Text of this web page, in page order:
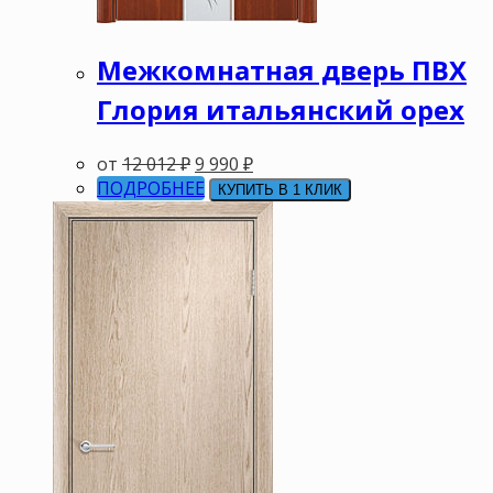
Межкомнатная дверь ПВХ
Глория итальянский орех
от 12 012₽9 990 ₽
ПОДРОБНЕЕ
КУПИТЬ В 1 КЛИК